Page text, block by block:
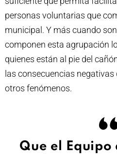
personas voluntarias que
municipal. Y más cuando
componen esta agrupación
quienes están al pie del
las consecuencias
otros fenómenos.
Que el Equipo